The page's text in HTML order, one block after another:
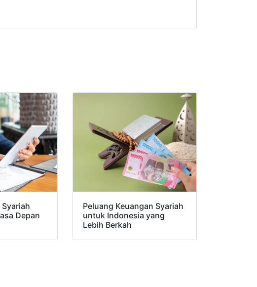
Depan
Peluang Keuangan Syariah
untuk Indonesia yang
Lebih Berkah